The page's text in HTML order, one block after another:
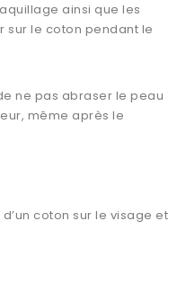
ainsi que les
sur le coton pendant le
ne pas abraser le peau
même après le
coton sur le visage et